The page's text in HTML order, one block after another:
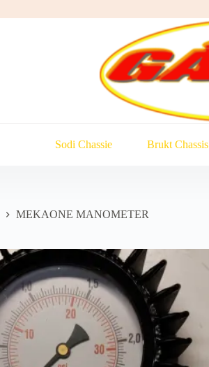
Sodi Chassie Brukt Chassis
MEKAONE MANOMETER